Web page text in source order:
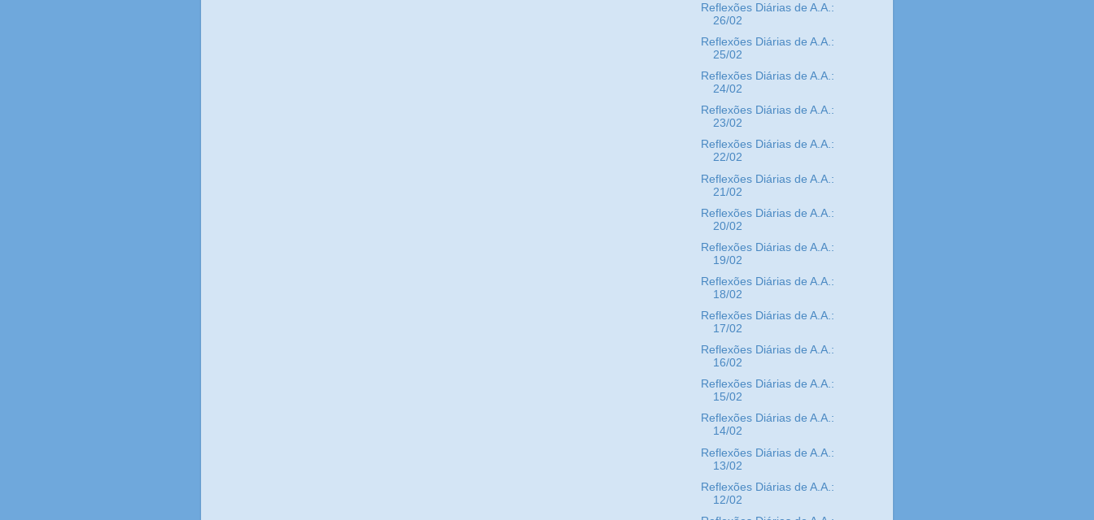
Reflexões Diárias de A.A.:
26/02
Reflexões Diárias de A.A.:
25/02
Reflexões Diárias de A.A.:
24/02
Reflexões Diárias de A.A.:
23/02
Reflexões Diárias de A.A.:
22/02
Reflexões Diárias de A.A.:
21/02
Reflexões Diárias de A.A.:
20/02
Reflexões Diárias de A.A.:
19/02
Reflexões Diárias de A.A.:
18/02
Reflexões Diárias de A.A.:
17/02
Reflexões Diárias de A.A.:
16/02
Reflexões Diárias de A.A.:
15/02
Reflexões Diárias de A.A.:
14/02
Reflexões Diárias de A.A.:
13/02
Reflexões Diárias de A.A.:
12/02